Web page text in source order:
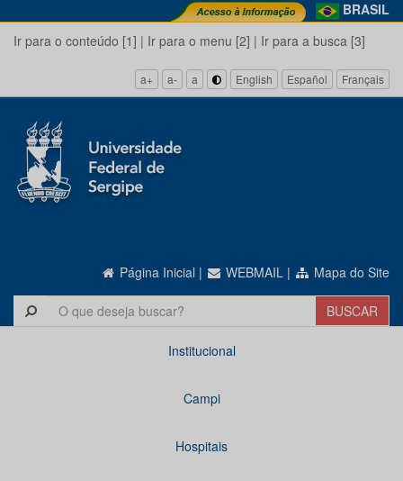
BRASIL
Ir para o conteúdo [1] | Ir para o menu [2] | Ir para a busca [3]
a+ a- a English Español Français
Página Inicial | WEBMAIL | Mapa do Site
Institucional
Campi
Hospitais